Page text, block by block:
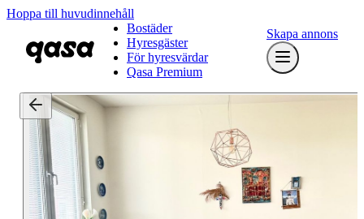
Hoppa till huvudinnehåll
Bostäder
Hyresgäster
För hyresvärdar
Qasa Premium
Skapa annons